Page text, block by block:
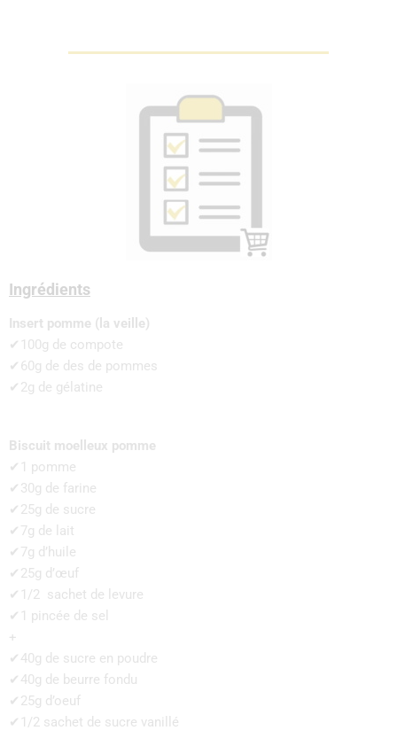
Ingrédients
Insert pomme (la veille)
✔100g de compote
✔60g de des de pommes
✔2g de gélatine
Biscuit moelleux pomme
✔1 pomme
✔30g de farine
✔25g de sucre
✔7g de lait
✔7g d’huile
✔25g d’œuf
✔1/2 sachet de levure
✔1 pincée de sel
+
✔40g de sucre en poudre
✔40g de beurre fondu
✔25g d’oeuf
✔1/2 sachet de sucre vanillé